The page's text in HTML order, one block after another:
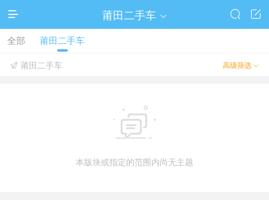
 莆田二手车  

全部 莆田二手车
高级筛选 
 莆田二手车

本版块或指定的范围内尚无主题